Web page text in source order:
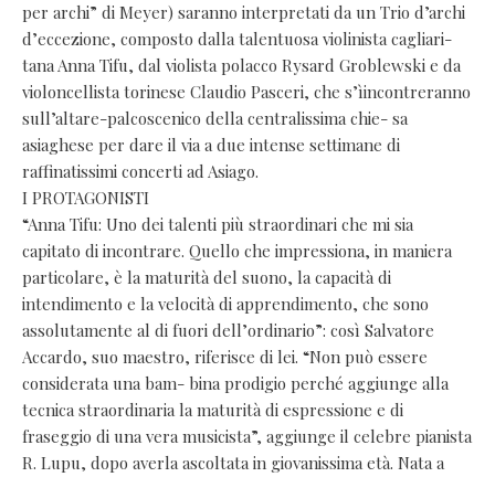
per archi” di Meyer) saranno interpretati da un Trio d’archi
d’eccezione, composto dalla talentuosa violinista cagliari-
tana Anna Tifu, dal violista polacco Rysard Groblewski e da
violoncellista torinese Claudio Pasceri, che s’ìincontreranno
sull’altare-palcoscenico della centralissima chie- sa
asiaghese per dare il via a due intense settimane di
raffinatissimi concerti ad Asiago.
I PROTAGONISTI
“Anna Tifu: Uno dei talenti più straordinari che mi sia
capitato di incontrare. Quello che impressiona, in maniera
particolare, è la maturità del suono, la capacità di
intendimento e la velocità di apprendimento, che sono
assolutamente al di fuori dell’ordinario”: così Salvatore
Accardo, suo maestro, riferisce di lei. “Non può essere
considerata una bam- bina prodigio perché aggiunge alla
tecnica straordinaria la maturità di espressione e di
fraseggio di una vera musicista”, aggiunge il celebre pianista
R. Lupu, dopo averla ascoltata in giovanissima età. Nata a